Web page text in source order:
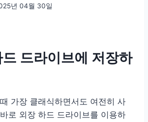
년 04월 30일
드 드라이브에 저장하
가장 클래식하면서도 여전히 사
로 외장 하드 드라이브를 이용하